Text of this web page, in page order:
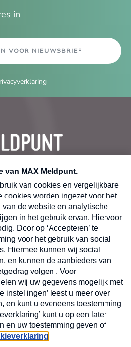
VOOR NIEUWSBRIEF
ons op
Kwetsbaarheid
X
abonnement op de MAX
Elke maandag en